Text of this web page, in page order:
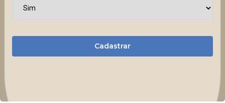
Cadastrar